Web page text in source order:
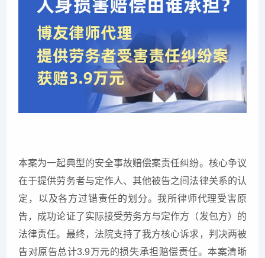
本案为一起典型的安全事故赔偿案责任纠纷。核心争议
在于提供劳务者与定作人、其他被告之间法律关系的认
定，以及各方过错责任的划分。我所律师代理受害原
告，成功论证了实际接受劳务方与定作方（发包方）的
法律责任。最终，法院支持了我方核心诉求，判决两被
告对原告总计3.9万元的损失承担赔偿责任。本案清晰